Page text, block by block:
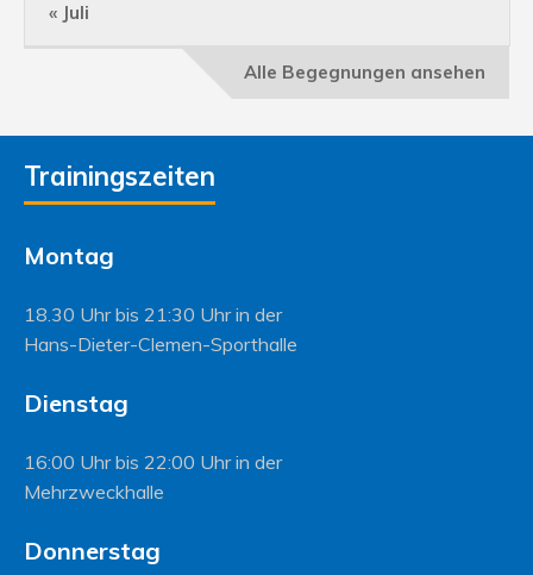
« Juli
Alle Begegnungen ansehen
Trainingszeiten
Montag
18.30 Uhr bis 21:30 Uhr in der
Hans-Dieter-Clemen-Sporthalle
Dienstag
16:00 Uhr bis 22:00 Uhr in der
Mehrzweckhalle
Donnerstag